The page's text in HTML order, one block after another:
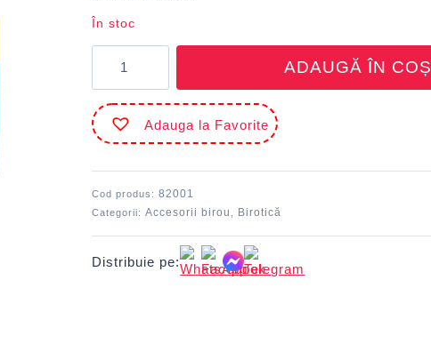
În stoc
Piuneze
nichel
100buc/
cutie
ECADA
ADAUGĂ ÎN COȘ
Adauga la Favorite
Cod produs:82001
Categorii:Accesorii birou Birotică
Distribuie pe: